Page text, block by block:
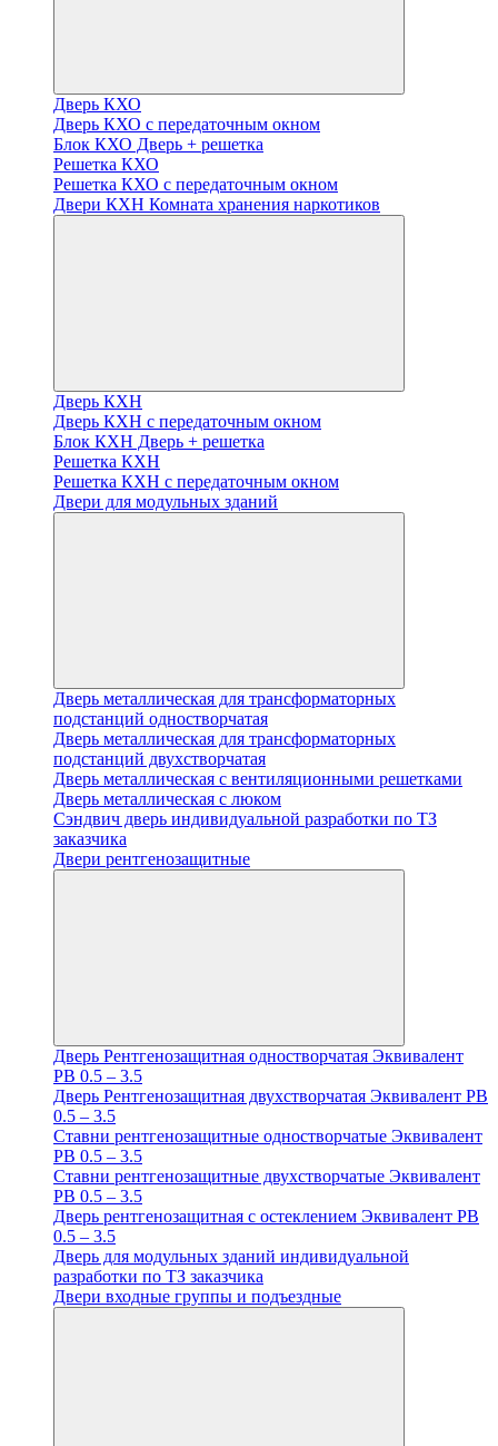
Дверь КХО
Дверь КХО с передаточным окном
Блок КХО Дверь + решетка
Решетка КХО
Решетка КХО с передаточным окном
Двери КХН Комната хранения наркотиков
Дверь КХН
Дверь КХН с передаточным окном
Блок КХН Дверь + решетка
Решетка КХН
Решетка КХН с передаточным окном
Двери для модульных зданий
Дверь металлическая для трансформаторных
подстанций одностворчатая
Дверь металлическая для трансформаторных
подстанций двухстворчатая
Дверь металлическая с вентиляционными решетками
Дверь металлическая с люком
Cэндвич дверь индивидуальной разработки по ТЗ
заказчика
Двери рентгенозащитные
Дверь Рентгенозащитная одностворчатая Эквивалент
PB 0.5 – 3.5
Дверь Рентгенозащитная двухстворчатая Эквивалент PB
0.5 – 3.5
Ставни рентгенозащитные одностворчатые Эквивалент
PB 0.5 – 3.5
Ставни рентгенозащитные двухстворчатые Эквивалент
PB 0.5 – 3.5
Дверь рентгенозащитная с остеклением Эквивалент PB
0.5 – 3.5
Дверь для модульных зданий индивидуальной
разработки по ТЗ заказчика
Двери входные группы и подъездные